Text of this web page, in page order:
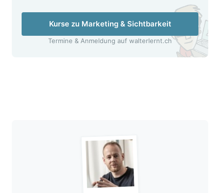
Kurse zu Marketing & Sichtbarkeit
Termine & Anmeldung auf walterlernt.ch